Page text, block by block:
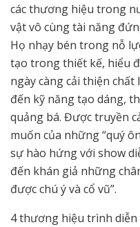
các thương hiệu trong
vật vô cùng tài năng
Họ nhạy bén trong nỗ
tạo trong thiết kế, hiểu
ngày càng cải thiện
đến kỹ năng tạo dáng,
quảng bá. Được truyền
muốn của những “quý
sự hào hứng với show
đến khán giả những
được chú ý và cổ vũ”.
4 thương hiệu trình diễn